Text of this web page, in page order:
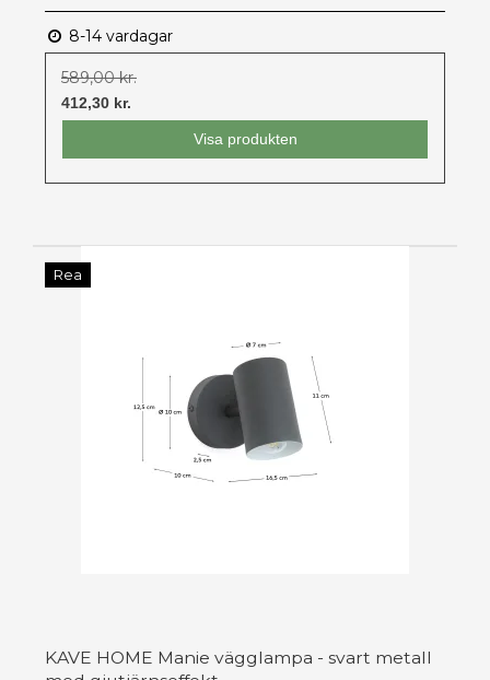
8-14 vardagar
589,00 kr.
412,30 kr.
Visa produkten
Rea
KAVE HOME Manie vägglampa - svart metall